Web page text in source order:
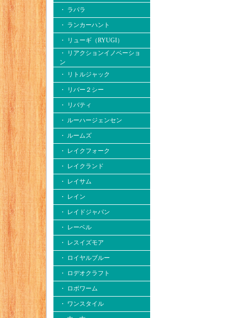
・ ラパラ
・ ランカーハント
・ リューギ（RYUGI）
・ リアクションイノベーショ
ン
・ リトルジャック
・ リバー２シー
・ リバティ
・ ルーハージェンセン
・ ルームズ
・ レイクフォーク
・ レイクランド
・ レイサム
・ レイン
・ レイドジャパン
・ レーベル
・ レスイズモア
・ ロイヤルブルー
・ ロデオクラフト
・ ロボワーム
・ ワンスタイル